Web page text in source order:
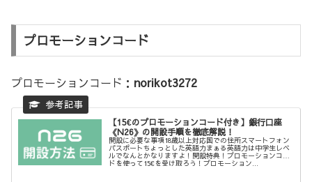
プロモーションコード
プロモーションコード： norikot3272
【15€のプロモーションコード付き】銀行口座
《N26》の開設手順を徹底解説！
開設に必要な事項18歳以上対応国での住所スマートフォン
パスポートちょっとした英語力まぁる英語力は中学生レベ
ルでなんとかなりますよ！開設特典！プロモーションコー
ドを使って15€を受け取ろう！プロモーション...